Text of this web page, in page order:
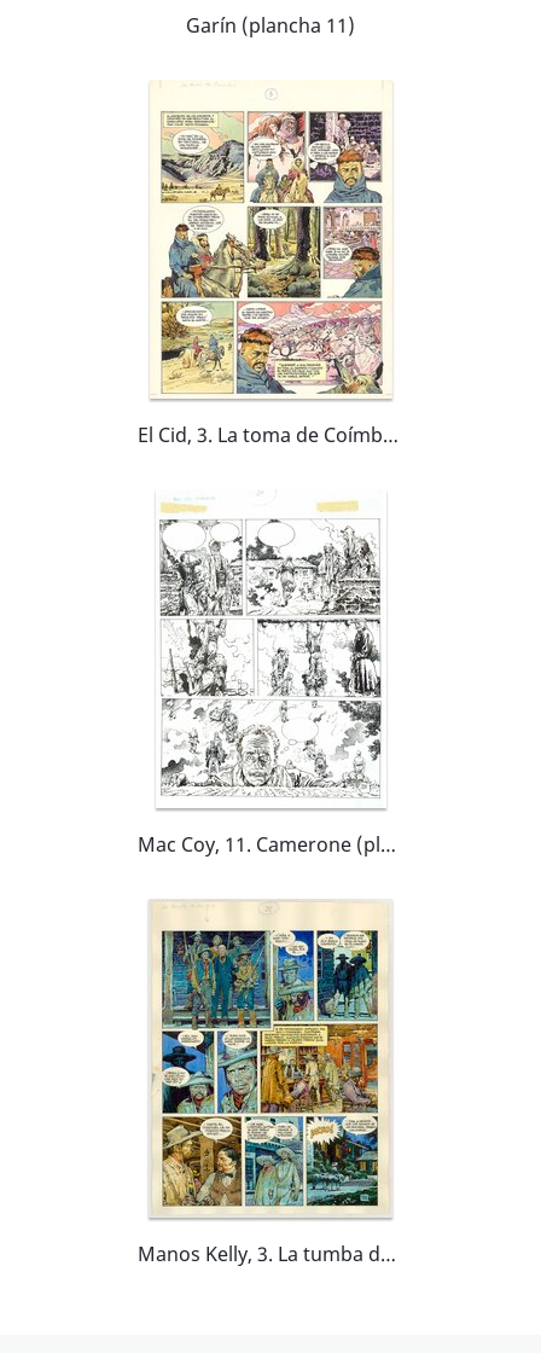
Garín (plancha 11)
El Cid, 3. La toma de Coímbra (plancha 3)
Mac Coy, 11. Camerone (plancha 29)
Manos Kelly, 3. La tumba de oro (plancha 31)